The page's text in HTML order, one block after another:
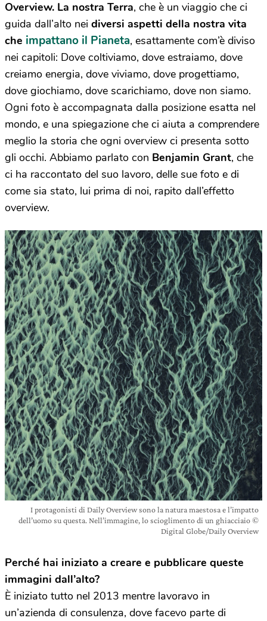
Overview. La nostra Terra, che è un viaggio che ci
guida dall’alto nei diversi aspetti della nostra vita
che impattano il Pianeta, esattamente com’è diviso
nei capitoli: Dove coltiviamo, dove estraiamo, dove
creiamo energia, dove viviamo, dove progettiamo,
dove giochiamo, dove scarichiamo, dove non siamo.
Ogni foto è accompagnata dalla posizione esatta nel
mondo, e una spiegazione che ci aiuta a comprendere
meglio la storia che ogni overview ci presenta sotto
gli occhi. Abbiamo parlato con Benjamin Grant, che
ci ha raccontato del suo lavoro, delle sue foto e di
come sia stato, lui prima di noi, rapito dall’effetto
overview.
I protagonisti di Daily Overview sono la natura maestosa e l’impatto
dell’uomo su questa. Nell’immagine, lo scioglimento di un ghiacciaio ©
Digital Globe/Daily Overview
Perché hai iniziato a creare e pubblicare queste
immagini dall’alto?
È iniziato tutto nel 2013 mentre lavoravo in
un’azienda di consulenza, dove facevo parte di